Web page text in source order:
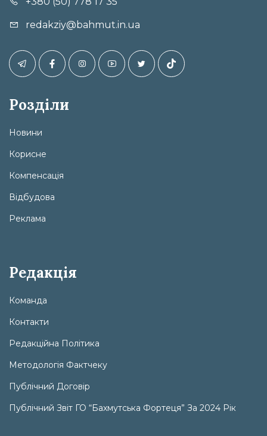
redakziy@bahmut.in.ua
Розділи
Новини
Корисне
Компенсація
Відбудова
Реклама
Редакція
Команда
Контакти
Редакційна Політика
Методологія Фактчеку
Публічний Договір
Публічний Звіт ГО “Бахмутська Фортеця” За 2024 Рік